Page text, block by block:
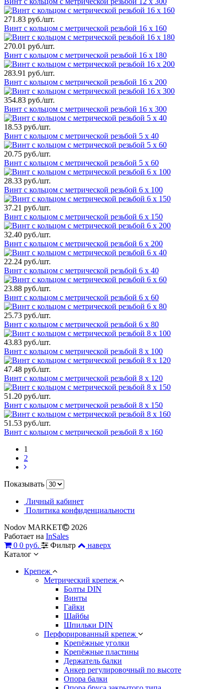
271.83 руб./шт.
Винт с кольцом с метрической резьбой 16 х 160
270.01 руб./шт.
Винт с кольцом с метрической резьбой 16 х 180
283.91 руб./шт.
Винт с кольцом с метрической резьбой 16 х 200
354.83 руб./шт.
Винт с кольцом с метрической резьбой 16 х 300
18.53 руб./шт.
Винт с кольцом с метрической резьбой 5 х 40
20.75 руб./шт.
Винт с кольцом с метрической резьбой 5 х 60
28.33 руб./шт.
Винт с кольцом с метрической резьбой 6 х 100
37.21 руб./шт.
Винт с кольцом с метрической резьбой 6 х 150
32.40 руб./шт.
Винт с кольцом с метрической резьбой 6 х 200
22.24 руб./шт.
Винт с кольцом с метрической резьбой 6 х 40
23.88 руб./шт.
Винт с кольцом с метрической резьбой 6 х 60
25.73 руб./шт.
Винт с кольцом с метрической резьбой 6 х 80
43.83 руб./шт.
Винт с кольцом с метрической резьбой 8 х 100
47.48 руб./шт.
Винт с кольцом с метрической резьбой 8 х 120
51.20 руб./шт.
Винт с кольцом с метрической резьбой 8 х 150
51.53 руб./шт.
Винт с кольцом с метрической резьбой 8 х 160
1
2
Показывать
Личный кабинет
Политика конфиденциальности
Nodov MARKET
2026
Работает на InSales
0 0 руб. Фильтр
наверх
Каталог
Крепеж
Метрический крепеж
Болты DIN
Винты
Гайки
Шайбы
Шпильки DIN
Перфорированный крепеж
Крепёжные уголки
Крепёжные пластины
Держатель балки
Анкер регулировочный по высоте
Опора балки